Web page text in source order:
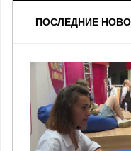
ПОСЛЕДНИЕ